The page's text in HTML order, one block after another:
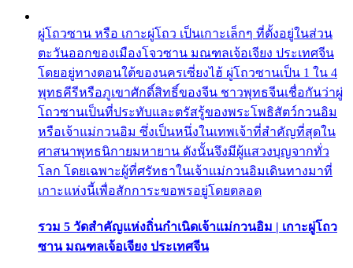
ผู่โถวซาน หรือ เกาะผู่โถว เป็นเกาะเล็กๆ ที่ตั้งอยู่ในส่วน
ตะวันออกของเมืองโจวซาน มณฑลเจ้อเจียง ประเทศจีน
โดยอยู่ทางตอนใต้ของนครเซี่ยงไฮ้ ผู่โถวซานเป็น 1 ใน 4
พุทธคีรีหรือภูเขาศักดิ์สิทธิ์ของจีน ชาวพุทธจีนเชื่อกันว่าผู่
โถวซานเป็นที่ประทับและตรัสรู้ของพระโพธิสัตว์กวนอิม
หรือเจ้าแม่กวนอิม ซึ่งเป็นหนึ่งในเทพเจ้าที่สำคัญที่สุดใน
ศาสนาพุทธนิกายมหายาน ดังนั้นจึงมีผู้แสวงบุญจากทั่ว
โลก โดยเฉพาะผู้ที่ศรัทธาในเจ้าแม่กวนอิมเดินทางมาที่
เกาะแห่งนี้เพื่อสักการะขอพรอยู่โดยตลอด
รวม 5 วัดสำคัญแห่งถิ่นกำเนิดเจ้าแม่กวนอิม | เกาะผู่โถว
ซาน มณฑลเจ้อเจียง ประเทศจีน